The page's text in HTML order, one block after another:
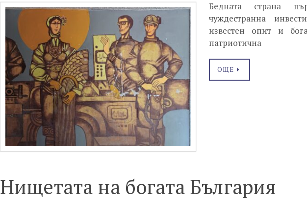
Бедната страна
чуждестранна
известен опит и
патриотична
ОЩЕ
Нищетата на богата България